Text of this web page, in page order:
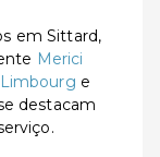
em Sittard,
Merici
e
destacam